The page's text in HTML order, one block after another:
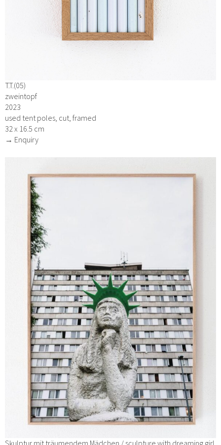
T.T.(05)
zweintopf
2023
used tent poles, cut, framed
32 x 16.5 cm
→ Enquiry